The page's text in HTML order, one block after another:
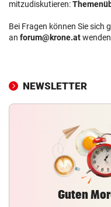
mitzudiskutieren:
Bei Fragen können Sie sich
an forum@krone.at
NEWSLETTER
Guten